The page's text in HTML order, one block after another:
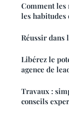
Comment les
les habitudes
Réussir dans
Libérez le
agence de
Travaux :
conseils